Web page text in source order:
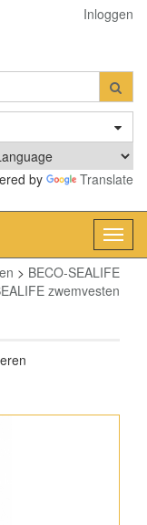
Inloggen
by Translate
> BECO-SEALIFE
zwemvesten